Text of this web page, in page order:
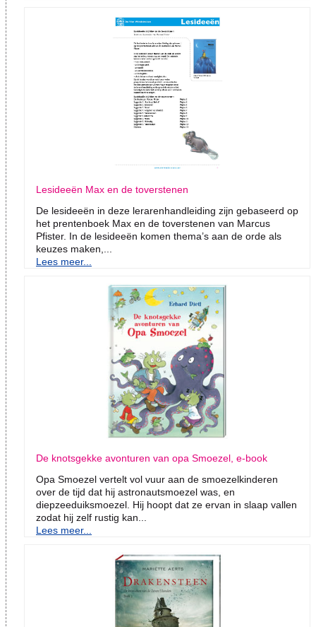
Lesideeën Max en de toverstenen
De lesideeën in deze lerarenhandleiding zijn gebaseerd op
het prentenboek Max en de toverstenen van Marcus
Pfister. In de lesideeën komen thema’s aan de orde als
keuzes maken,...
Lees meer...
De knotsgekke avonturen van opa Smoezel, e-book
Opa Smoezel vertelt vol vuur aan de smoezelkinderen
over de tijd dat hij astronautsmoezel was, en
diepzeeduiksmoezel. Hij hoopt dat ze ervan in slaap vallen
zodat hij zelf rustig kan...
Lees meer...